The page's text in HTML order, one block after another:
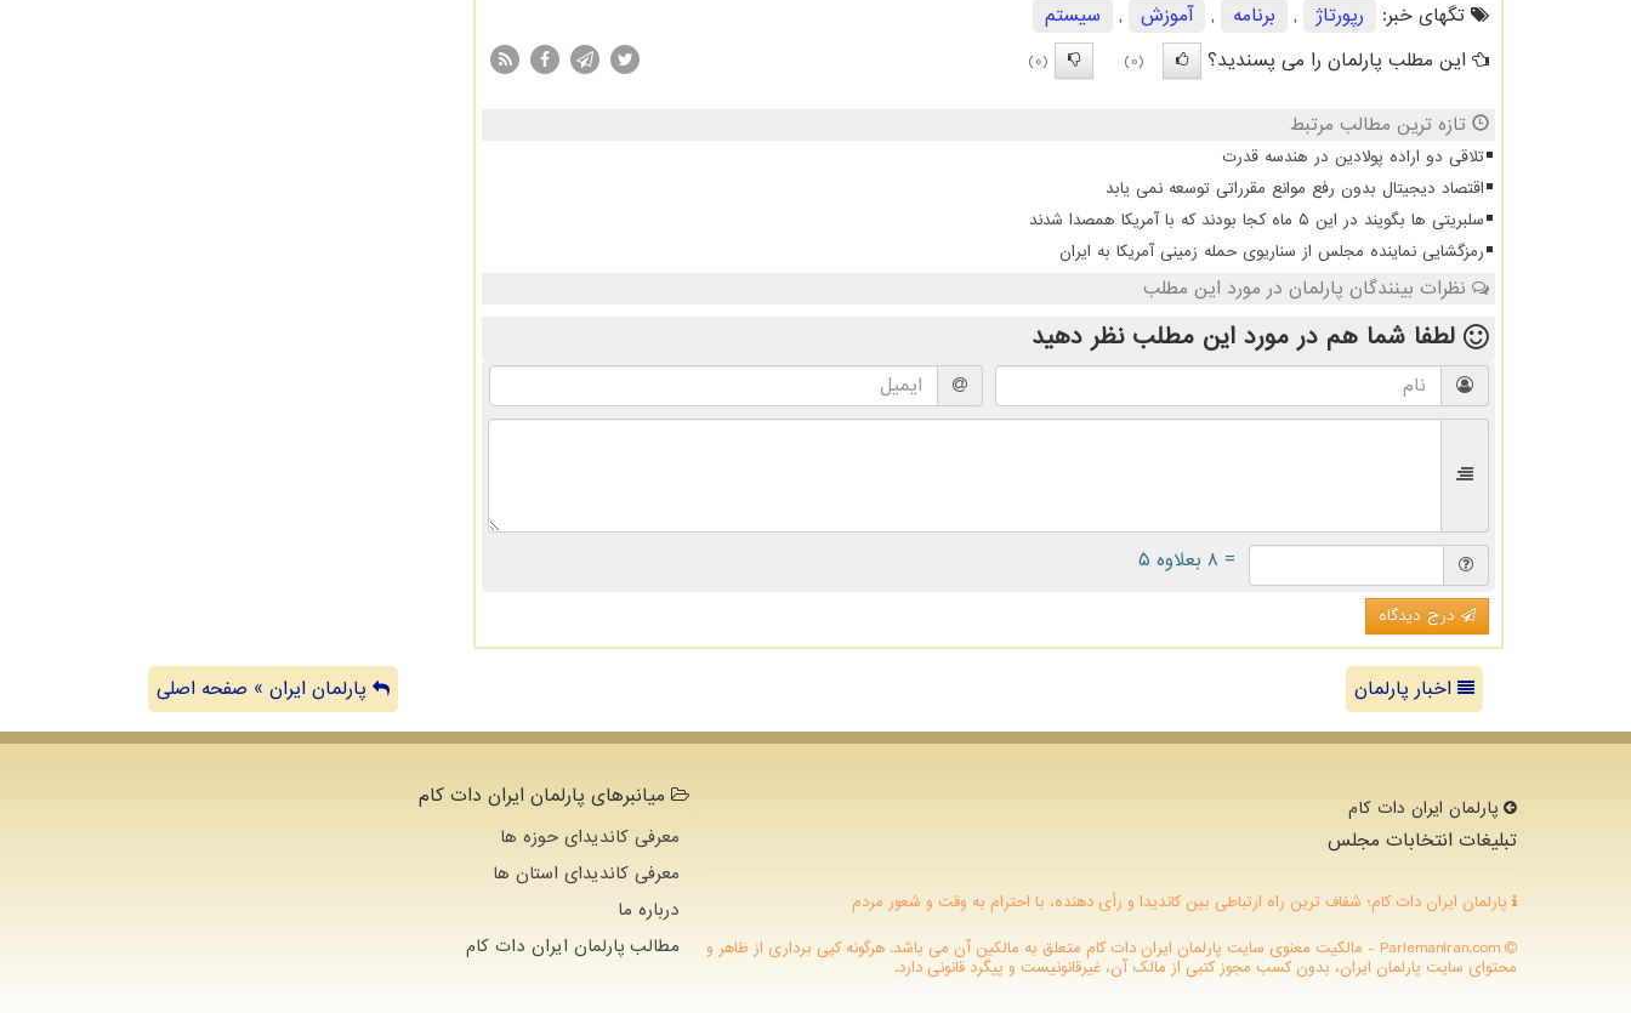
تگهای خبر:
رپورتاژ , برنامه , آموزش ,
سیستم
این مطلب پارلمان را می پسندید؟
(0)
(0)
تازه ترین مطالب مرتبط
تلاقی دو اراده پولادین در هندسه قدرت
اقتصاد دیجیتال بدون رفع موانع مقرراتی توسعه نمی یابد
سلبریتی ها بگویند در این ۵ ماه کجا بودند که با آمریکا همصدا شدند
رمزگشایی نماینده مجلس از سناریوی حمله زمینی آمریکا به ایران
نظرات بینندگان پارلمان در مورد این مطلب
لطفا شما هم در مورد این مطلب نظر دهید
= ۸ بعلاوه ۵
درج دیدگاه
اخبار پارلمان پارلمان ایران » صفحه اصلی
پارلمان ایران دات كام
تبلیغات انتخابات مجلس
پارلمان ایران دات کام؛ شفاف ترین راه ارتباطی بین کاندیدا و رأی دهنده، با احترام به وقت و شعور مردم
ParlemanIran.com - مالکیت معنوی سایت پارلمان ایران دات كام متعلق به مالکین آن می باشد. هرگونه کپی برداری از ظاهر و
محتوای سایت پارلمان ایران، بدون کسب مجوز کتبی از مالک آن، غیرقانونیست و پیگرد قانونی دارد.
میانبرهای پارلمان ایران دات کام
معرفی کاندیدای حوزه ها
معرفی کاندیدای استان ها
درباره ما
مطالب پارلمان ایران دات كام